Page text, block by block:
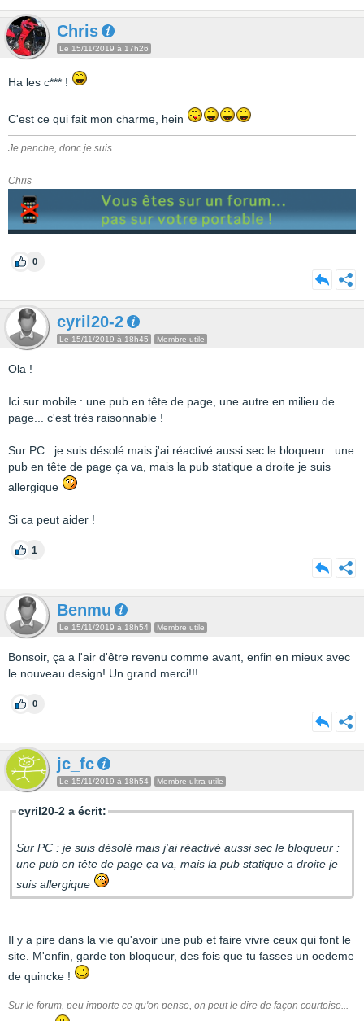
Chris
Le 15/11/2019 à 17h26
Ha les c*** !
C'est ce qui fait mon charme, hein
Je penche, donc je suis
Chris
0
cyril20-2
Le 15/11/2019 à 18h45 Membre utile
Ola !
Ici sur mobile : une pub en tête de page, une autre en milieu de
page... c'est très raisonnable !
Sur PC : je suis désolé mais j'ai réactivé aussi sec le bloqueur : une
pub en tête de page ça va, mais la pub statique a droite je suis
allergique
Si ca peut aider !
1
Benmu
Le 15/11/2019 à 18h54 Membre utile
Bonsoir, ça a l'air d'être revenu comme avant, enfin en mieux avec
le nouveau design! Un grand merci!!!
0
jc_fc
Le 15/11/2019 à 18h54 Membre ultra utile
cyril20-2 a écrit:
Sur PC : je suis désolé mais j'ai réactivé aussi sec le bloqueur :
une pub en tête de page ça va, mais la pub statique a droite je
suis allergique
Il y a pire dans la vie qu'avoir une pub et faire vivre ceux qui font le
site. M'enfin, garde ton bloqueur, des fois que tu fasses un oedeme
de quincke !
Sur le forum, peu importe ce qu'on pense, on peut le dire de façon courtoise...